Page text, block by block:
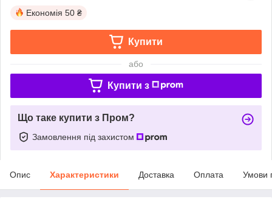
Економія 50 ₴
Купити
або
Купити з
Що таке купити з Пром?
Замовлення під захистом
Опис Характеристики Доставка Оплата Умови